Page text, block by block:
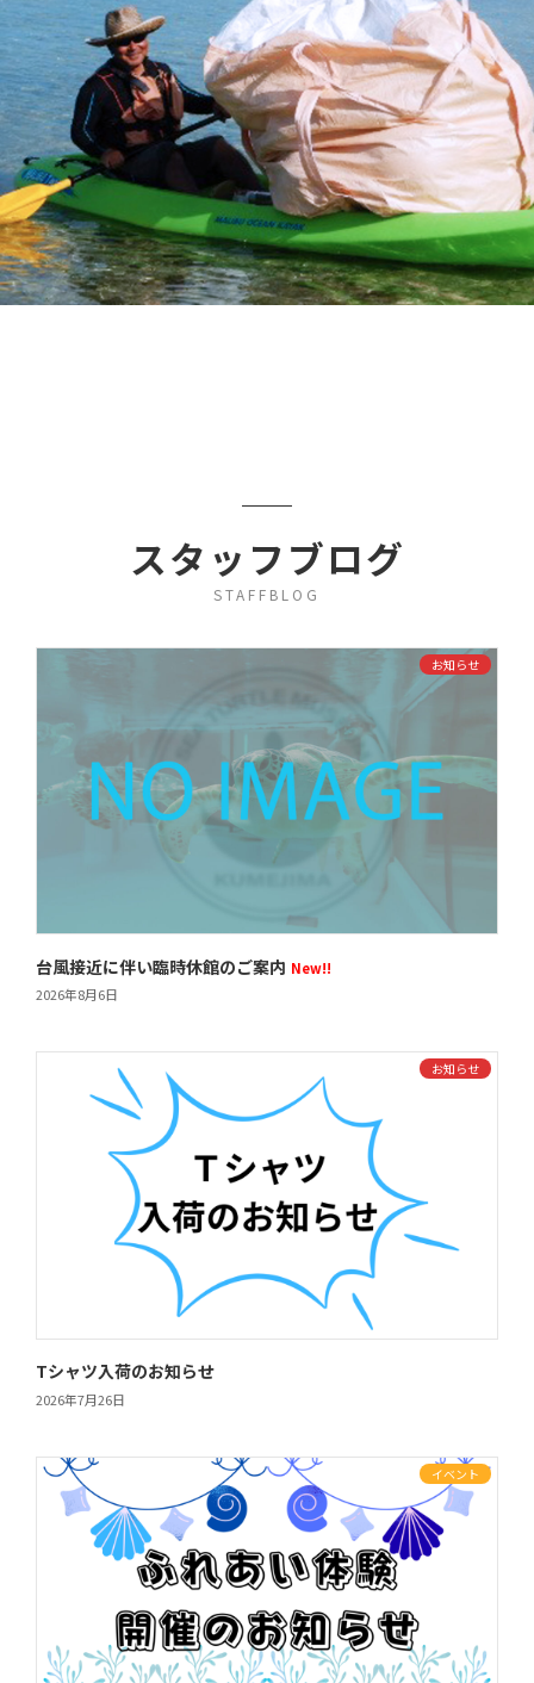
スタッフブログ
STAFFBLOG
お知らせ
台風接近に伴い臨時休館のご案内 New!!
2026年8月6日
お知らせ
Tシャツ入荷のお知らせ
2026年7月26日
イベント